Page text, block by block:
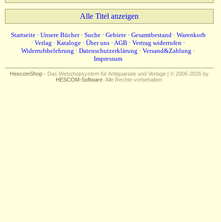
Impressum
Alle Titel anzeigen
Startseite· Unsere Bücher· Suche· Gebiete· Gesamtbestand· Warenkorb
· Verlag · Kataloge · Über uns · AGB · Vertrag widerrufen ·
Widerrufsbelehrung · Datenschutzerklärung · Versand&Zahlung ·
Impressum
HescomShop - Das Webshopsystem für Antiquariate und Verlage | © 2006-2026 by
HESCOM-Software. Alle Rechte vorbehalten.